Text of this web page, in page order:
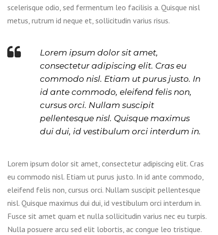
scelerisque odio, sed fermentum leo facilisis a. Quisque nisl
metus, rutrum id neque et, sollicitudin varius risus.
Lorem ipsum dolor sit amet,
consectetur adipiscing elit. Cras eu
commodo nisl. Etiam ut purus justo. In
id ante commodo, eleifend felis non,
cursus orci. Nullam suscipit
pellentesque nisl. Quisque maximus
dui dui, id vestibulum orci interdum in.
Lorem ipsum dolor sit amet, consectetur adipiscing elit. Cras
eu commodo nisl. Etiam ut purus justo. In id ante commodo,
eleifend felis non, cursus orci. Nullam suscipit pellentesque
nisl. Quisque maximus dui dui, id vestibulum orci interdum in.
Fusce sit amet quam et nulla sollicitudin varius nec eu turpis.
Nulla posuere arcu sed elit lobortis, ac congue leo tristique.